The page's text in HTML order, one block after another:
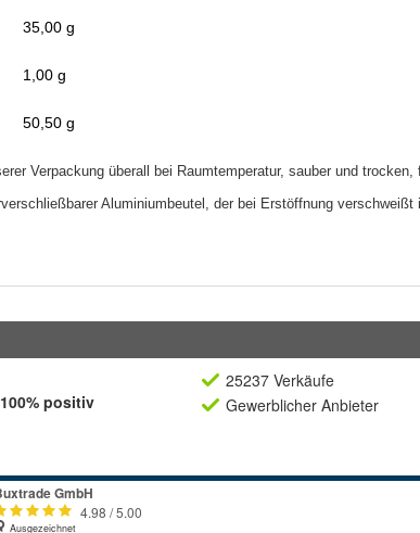
100% positiv
25237 Verkäufe
Gewerblicher Anbieter